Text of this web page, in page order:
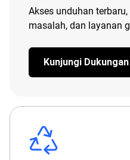
Akses unduhan
masalah, dan layanan
Kunjungi